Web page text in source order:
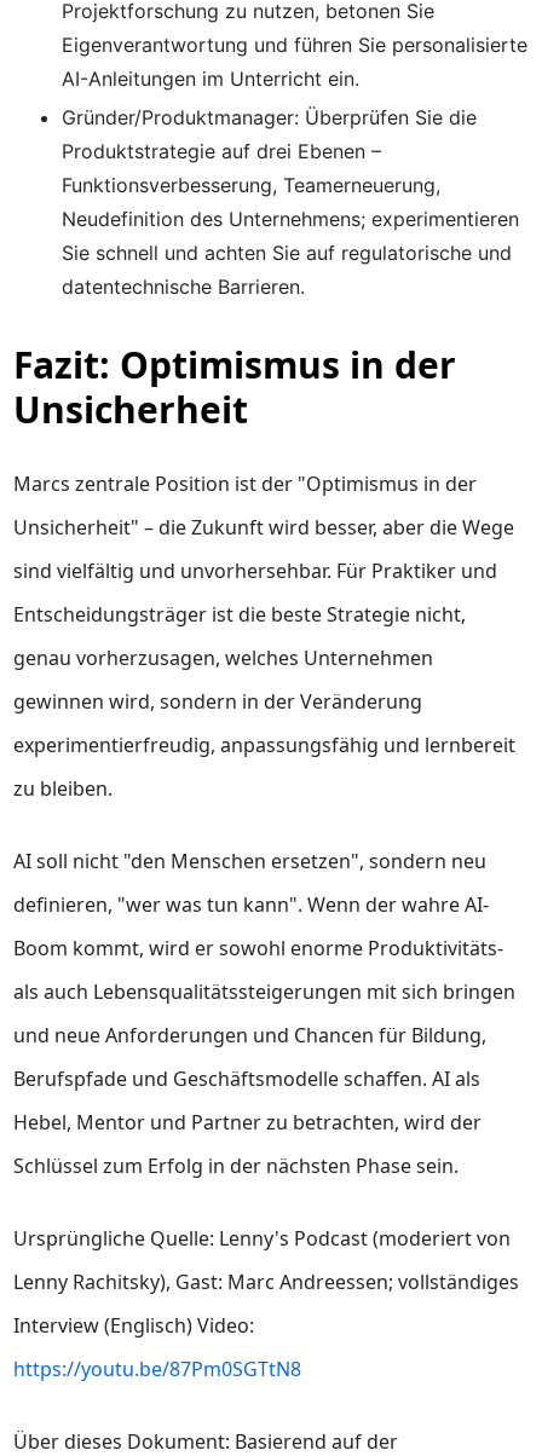
Projektforschung zu nutzen, betonen Sie
Eigenverantwortung und führen Sie personalisierte
AI-Anleitungen im Unterricht ein.
Gründer/Produktmanager: Überprüfen Sie die
Produktstrategie auf drei Ebenen –
Funktionsverbesserung, Teamerneuerung,
Neudefinition des Unternehmens; experimentieren
Sie schnell und achten Sie auf regulatorische und
datentechnische Barrieren.
Fazit: Optimismus in der
Unsicherheit
Marcs zentrale Position ist der "Optimismus in der
Unsicherheit" – die Zukunft wird besser, aber die Wege
sind vielfältig und unvorhersehbar. Für Praktiker und
Entscheidungsträger ist die beste Strategie nicht,
genau vorherzusagen, welches Unternehmen
gewinnen wird, sondern in der Veränderung
experimentierfreudig, anpassungsfähig und lernbereit
zu bleiben.
AI soll nicht "den Menschen ersetzen", sondern neu
definieren, "wer was tun kann". Wenn der wahre AI-
Boom kommt, wird er sowohl enorme Produktivitäts-
als auch Lebensqualitätssteigerungen mit sich bringen
und neue Anforderungen und Chancen für Bildung,
Berufspfade und Geschäftsmodelle schaffen. AI als
Hebel, Mentor und Partner zu betrachten, wird der
Schlüssel zum Erfolg in der nächsten Phase sein.
Ursprüngliche Quelle: Lenny's Podcast (moderiert von
Lenny Rachitsky), Gast: Marc Andreessen; vollständiges
Interview (Englisch) Video:
https://youtu.be/87Pm0SGTtN8
Über dieses Dokument: Basierend auf der